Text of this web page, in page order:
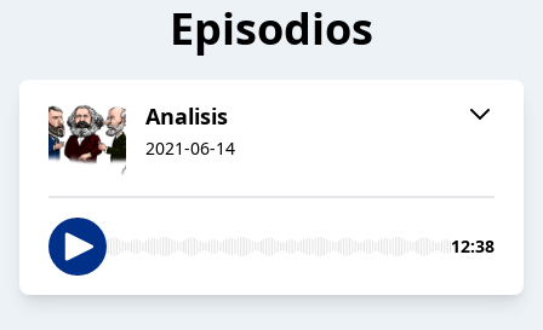
Episodios
Analisis
2021-06-14
12:38